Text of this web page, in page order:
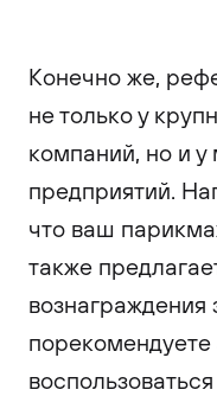
Конечно же,
не только у
компаний, но и
предприятий.
что ваш
также
вознаграждения